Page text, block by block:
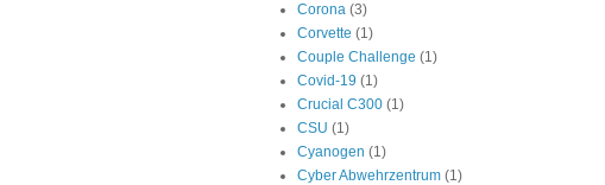
Corona (3)
Corvette (1)
Couple Challenge (1)
Covid-19 (1)
Crucial C300 (1)
CSU (1)
Cyanogen (1)
Cyber Abwehrzentrum (1)